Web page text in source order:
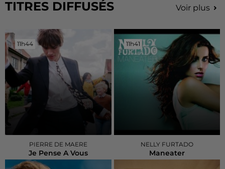
TITRES DIFFUSÉS Voir plus
11h44
11h44
PIERRE DE MAERE
Je Pense A Vous
11h41
11h41
NELLY FURTADO
Maneater